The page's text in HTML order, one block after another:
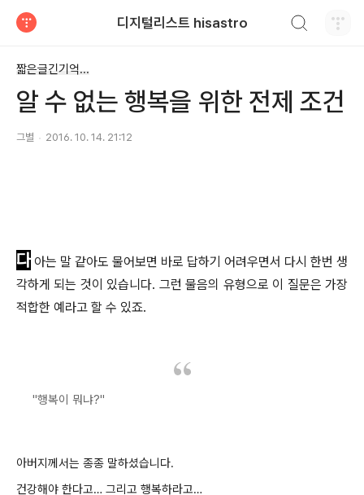
디지털리스트 hisastro
짧은글긴기억...
알 수 없는 행복을 위한 전제 조건
그별 2016. 10. 14. 21:12
다 아는 말 같아도 물어보면 바로 답하기 어려우면서 다시 한번 생
각하게 되는 것이 있습니다. 그런 물음의 유형으로 이 질문은 가장
적합한 예라고 할 수 있죠.
"행복이 뭐냐?"
아버지께서는 종종 말하셨습니다.
건강해야 한다고… 그리고 행복하라고…